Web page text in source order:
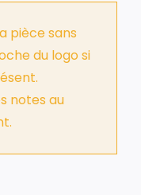
pièce sans
du logo si
notes au